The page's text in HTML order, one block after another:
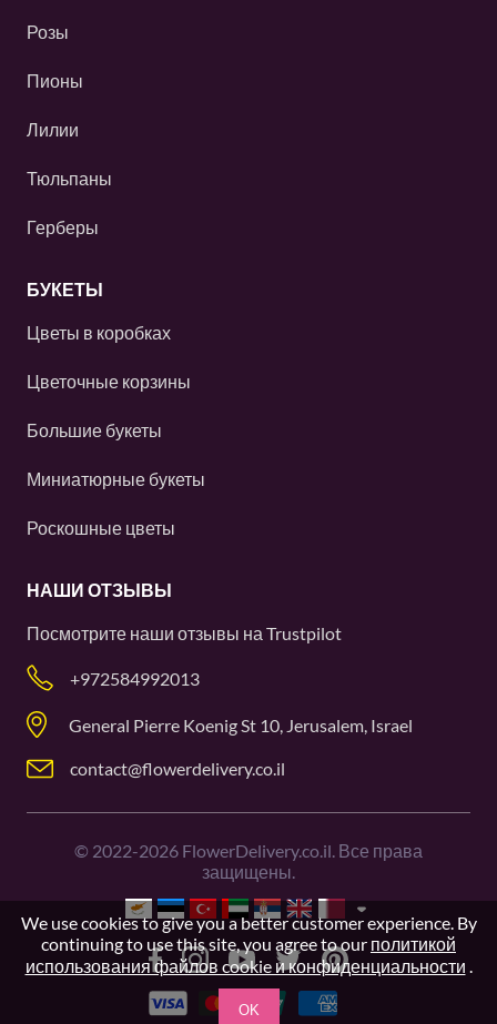
Розы
Пионы
Лилии
Тюльпаны
Герберы
БУКЕТЫ
Цветы в коробках
Цветочные корзины
Большие букеты
Миниатюрные букеты
Роскошные цветы
НАШИ ОТЗЫВЫ
Посмотрите наши отзывы на Trustpilot
+972584992013
General Pierre Koenig St 10, Jerusalem, Israel
contact@flowerdelivery.co.il
© 2022-2026 FlowerDelivery.co.il. Все права
защищены.
We use cookies to give you a better customer experience. By
continuing to use this site, you agree to our политикой
использования файлов cookie и конфиденциальности .
OK